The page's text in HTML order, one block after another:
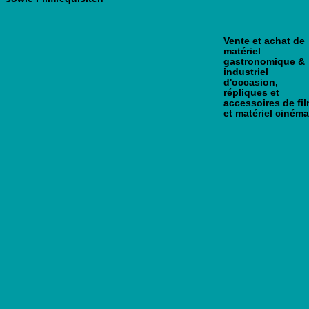
Vente et achat de
matériel
gastronomique &
industriel
d'occasion,
répliques et
accessoires de
et matériel cinéma